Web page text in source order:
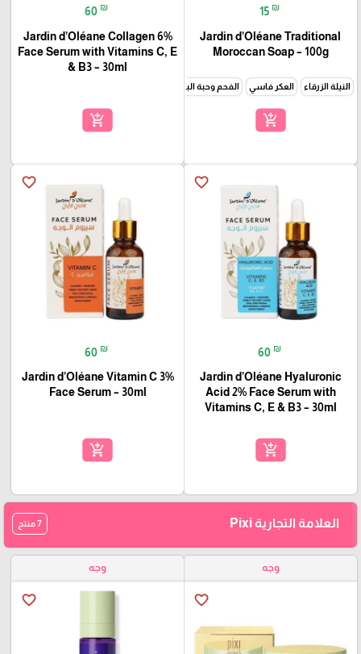
15 ₪
Jardin d’Oléane Traditional
Moroccan Soap – 100g
النيلة الزرقاء العكر فاسي الفحم وحبة البركة
add_shopping_cart
60 ₪
Jardin d’Oléane Collagen 6%
Face Serum with Vitamins C, E
& B3 – 30ml
add_shopping_cart
favorite_border
60 ₪
Jardin d’Oléane Hyaluronic
Acid 2% Face Serum with
Vitamins C, E & B3 – 30ml
add_shopping_cart
favorite_border
60 ₪
Jardin d’Oléane Vitamin C 3%
Face Serum – 30ml
add_shopping_cart
العلامة التجارية Pixi 7 منتج
وجه
favorite_border
وجه
favorite_border